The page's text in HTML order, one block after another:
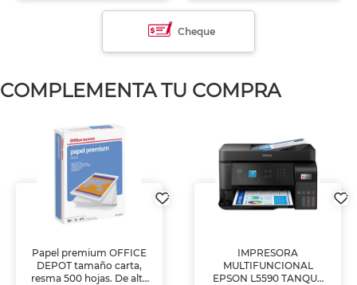
Cheque
COMPLEMENTA TU COMPRA
Papel premium OFFICE
DEPOT tamaño carta,
resma 500 hojas. De alta
IMPRESORA
MULTIFUNCIONAL
EPSON L5590 TANQUE